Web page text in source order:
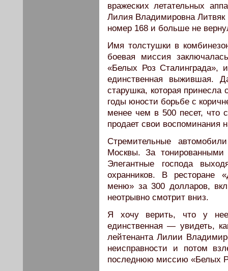
вражеских летательных
Лилия Владимировна
номер 168 и больше не
Имя толстушки в
боевая миссия
«Белых Роз
единственная выжившая.
старушка, которая
годы юности борьбе с
менее чем в 500 песет, что
продает свои воспоминания
Стремительные
Москвы. За
Элегантные господа
охранников. В ресторане
меню» за 300 долларов,
неотрывно смотрит вниз.
Я хочу верить, что у
единственная — увидеть,
лейтенанта Лилии
неисправности и потом
последнюю миссию «Белых